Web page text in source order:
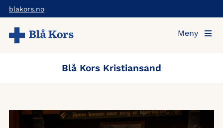
Hopp
til
hovedinnholdet
blakors.no
Meny
Blå Kors Kristiansand